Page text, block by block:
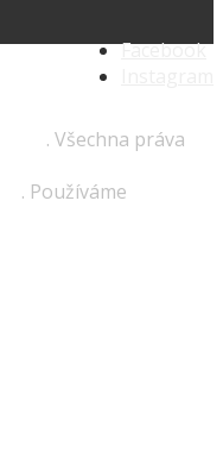
Facebook
. Všechna práva
. Používáme